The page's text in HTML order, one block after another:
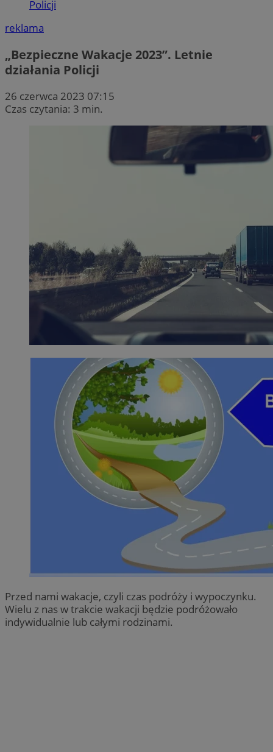
Policji
reklama
„Bezpieczne Wakacje 2023”. Letnie
działania Policji
26 czerwca 2023 07:15
Czas czytania: 3 min.
Przed nami wakacje, czyli czas podróży i wypoczynku.
Wielu z nas w trakcie wakacji będzie podróżowało
indywidualnie lub całymi rodzinami.